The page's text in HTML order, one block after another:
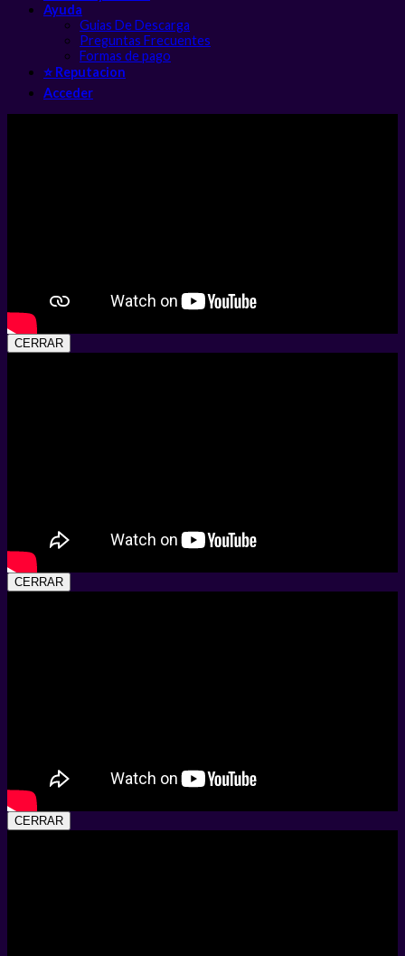
Ayuda
Guias De Descarga
Preguntas Frecuentes
Formas de pago
⭐ Reputacion
Acceder
CERRAR
CERRAR
CERRAR